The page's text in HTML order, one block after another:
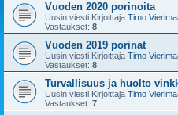
Vuoden 2020 porinoita
Uusin viesti Kirjoittaja Timo
Vastaukset: 8
Vuoden 2019 porinat
Uusin viesti Kirjoittaja Timo
Vastaukset: 8
Turvallisuus ja huolto
Uusin viesti Kirjoittaja Timo
Vastaukset: 7